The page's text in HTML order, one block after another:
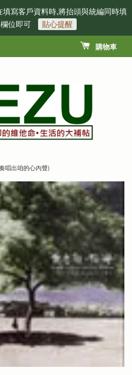
寫客戶資料時,將抬頭與統編同時填
位即可
貼心提醒
購物車
唱出咱的心內聲)